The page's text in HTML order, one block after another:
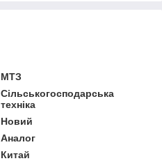
МТЗ
Сільськогосподарська
техніка
Новий
Аналог
Китай